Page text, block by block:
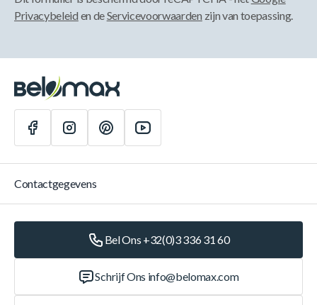
Privacybeleid en deServicevoorwaarden zijn van toepassing.
Contactgegevens
Bel Ons +32(0)3 336 31 60
Schrijf Ons info@belomax.com